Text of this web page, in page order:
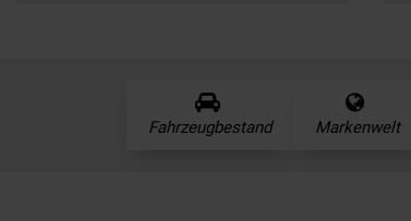
Fahrzeugbestand Markenwelt